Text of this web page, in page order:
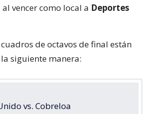
vencer como local a Deportes
de octavos de final están
siguiente manera:
vs. Cobreloa